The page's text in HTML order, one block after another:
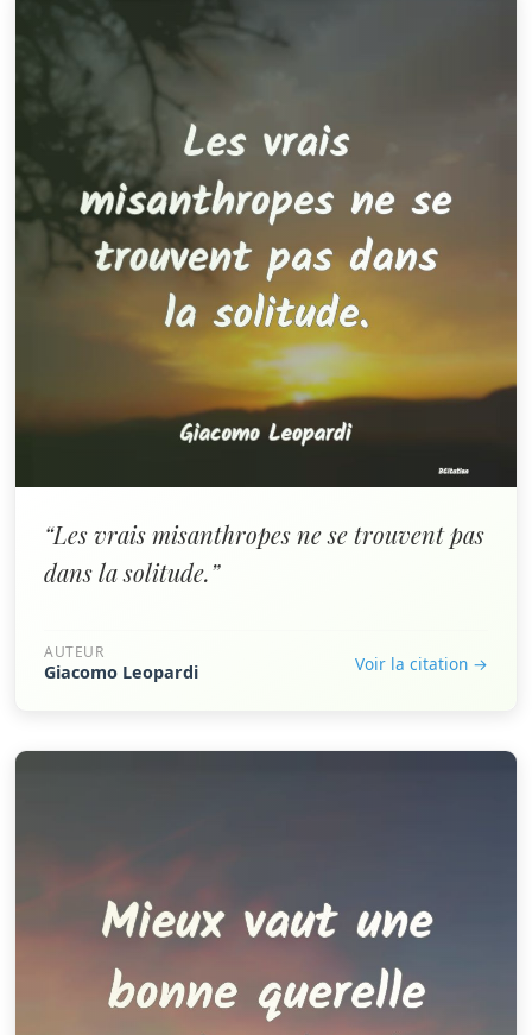
“Les vrais misanthropes ne se trouvent pas
dans la solitude.”
AUTEUR
Giacomo Leopardi Voir la citation →